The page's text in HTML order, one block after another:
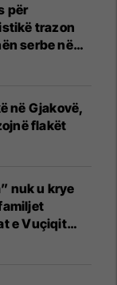
për
trazon
serbe në
në Gjakovë,
flakët
nuk u krye
e Vuçiqit
e rastit